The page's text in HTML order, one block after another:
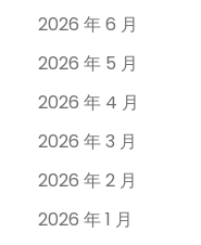
2026 年 6 月
2026 年 5 月
2026 年 4 月
2026 年 3 月
2026 年 2 月
2026 年 1 月